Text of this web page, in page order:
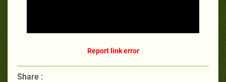
Report link error
Share :